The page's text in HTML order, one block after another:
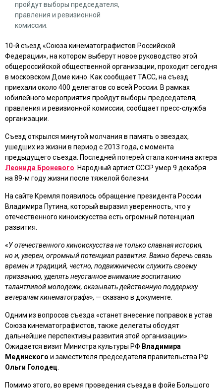
пройдут выборы председателя,
правления и ревизионной
комиссии.
10-й съезд «Союза кинематографистов Российской
Федерации», на котором выберут новое руководство этой
общероссийской общественной организации, проходит сегодня
в московском Доме кино. Как сообщает ТАСС, на съезд
приехали около 400 делегатов со всей России. В рамках
юбилейного мероприятия пройдут выборы председателя,
правления и ревизионной комиссии, сообщает пресс-служба
организации.
Съезд открылся минутой молчания в память о звездах,
ушедших из жизни в период с 2013 года, с момента
предыдущего съезда. Последней потерей стала кончина актера
Леонида Броневого . Народный артист СССР умер 9 декабря
на 89-м году жизни после тяжелой болезни.
На сайте Кремля появилось обращение президента России
Владимира Путина, который выразил уверенность, что у
отечественного киноискусства есть огромный потенциал
развития.
«У отечественного киноискусства не только славная история,
но и, уверен, огромный потенциал развития. Важно беречь связь
времен и традиций, честно, подвижнически служить своему
призванию, уделять неустанное внимание воспитанию
талантливой молодежи, оказывать действенную поддержку
ветеранам кинематографа», — сказано в документе.
Одним из вопросов съезда «станет внесение поправок в устав
Союза кинематографистов, также делегаты обсудят
дальнейшие перспективы развития этой организации».
Ожидается визит Министра культуры РФ Владимира
Мединского и заместителя председателя правительства РФ
Ольги Голодец
Помимо этого, во время проведения съезда в фойе Большого